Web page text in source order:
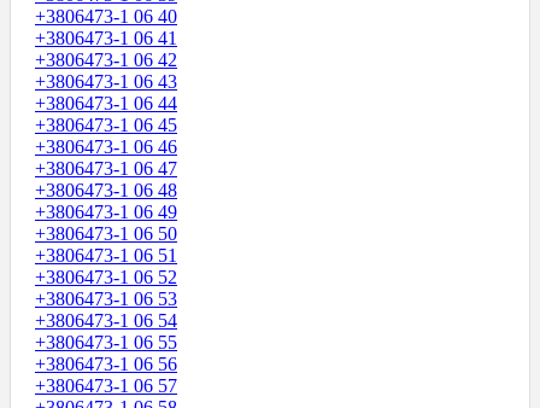
+3806473-1 06 40
+3806473-1 06 41
+3806473-1 06 42
+3806473-1 06 43
+3806473-1 06 44
+3806473-1 06 45
+3806473-1 06 46
+3806473-1 06 47
+3806473-1 06 48
+3806473-1 06 49
+3806473-1 06 50
+3806473-1 06 51
+3806473-1 06 52
+3806473-1 06 53
+3806473-1 06 54
+3806473-1 06 55
+3806473-1 06 56
+3806473-1 06 57